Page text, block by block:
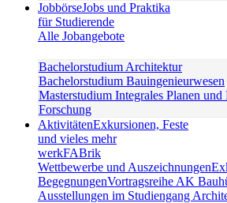
JobbörseJobs und Praktika
für Studierende
Alle Jobangebote
Bachelorstudium Architektur
Bachelorstudium Bauingenieurwesen
Masterstudium Integrales Planen und
Forschung
AktivitätenExkursionen, Feste
und vieles mehr
werkFABrik
Wettbewerbe und Auszeichnungen
BegegnungenVortragsreihe AK
Ausstellungen im Studiengang